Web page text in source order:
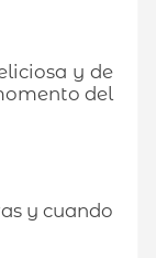
y de
del
y cuando